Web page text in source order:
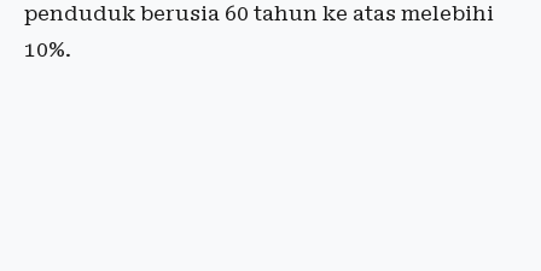
penduduk berusia 60 tahun ke atas melebihi
10%.